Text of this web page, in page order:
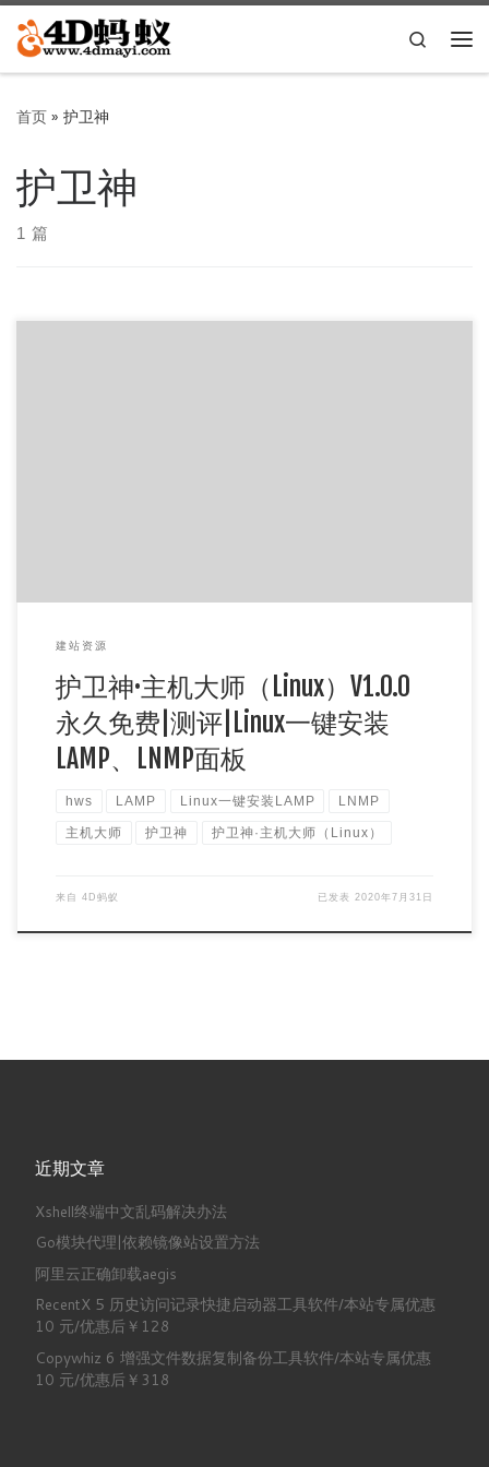
Skip to content
Search
首页» 护卫神
护卫神
1 篇
建站资源
护卫神·主机大师（Linux）V1.0.0
永久免费|测评|Linux一键安装
LAMP、LNMP面板
hws LAMP Linux一键安装LAMP LNMP
主机大师 护卫神 护卫神·主机大师（Linux）
来自 4D蚂蚁 已发表2020年7月31日
近期文章
Xshell终端中文乱码解决办法
Go模块代理|依赖镜像站设置方法
阿里云正确卸载aegis
RecentX 5 历史访问记录快捷启动器工具软件/本站专属优惠
10 元/优惠后￥128
Copywhiz 6 增强文件数据复制备份工具软件/本站专属优惠
10 元/优惠后￥318